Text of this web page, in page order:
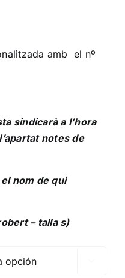
amb el nº
sindicarà a l’hora
notes de
nom de qui
– talla s)